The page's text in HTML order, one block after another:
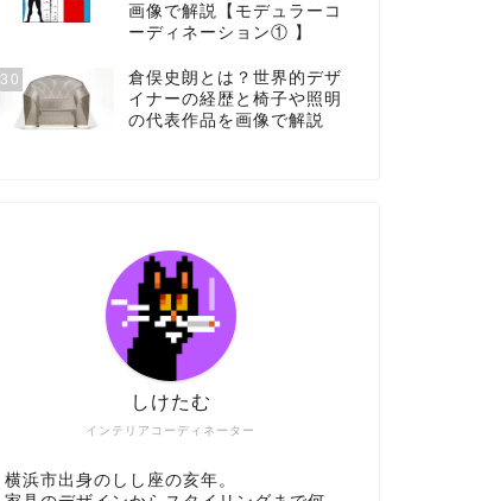
画像で解説【モデュラーコ
ーディネーション① 】
30
倉俣史朗とは？世界的デザ
イナーの経歴と椅子や照明
の代表作品を画像で解説
インテリアコーディネーター
しけたむ
横浜市出身のしし座の亥年。